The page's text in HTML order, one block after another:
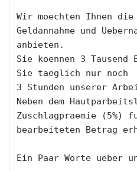
Wir moechten Ihnen
Geldannahme und
anbieten.
Sie koennen 3
Sie taeglich nur noch
3 Stunden unserer
Neben dem
Zuschlagpraemie (5%)
bearbeiteten Betrag
Ein Paar Worte ueber